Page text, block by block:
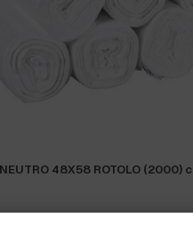
NERO 72X110 GR.50 “NEW”